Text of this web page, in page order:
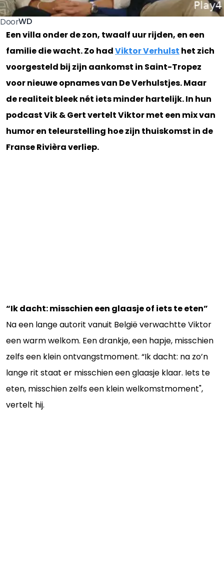
DoorWD
Een villa onder de zon, twaalf uur rijden, en een
familie die wacht. Zo hadViktor Verhulst het zich
voorgesteld bij zijn aankomst in Saint-Tropez
voor nieuwe opnames van De Verhulstjes. Maar
de realiteit bleek nét iets minder hartelijk. In hun
podcast Vik & Gert vertelt Viktor met een mix van
humor en teleurstelling hoe zijn thuiskomst in de
Franse Rivièra verliep.
“Ik dacht: misschien een glaasje of iets te eten”
Na een lange autorit vanuit België verwachtte Viktor
een warm welkom. Een drankje, een hapje, misschien
zelfs een klein ontvangstmoment. “Ik dacht: na zo’n
lange rit staat er misschien een glaasje klaar. Iets te
eten, misschien zelfs een klein welkomstmoment",
vertelt hij.